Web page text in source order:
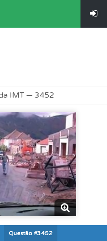
IMT — 3452
Questão #3452